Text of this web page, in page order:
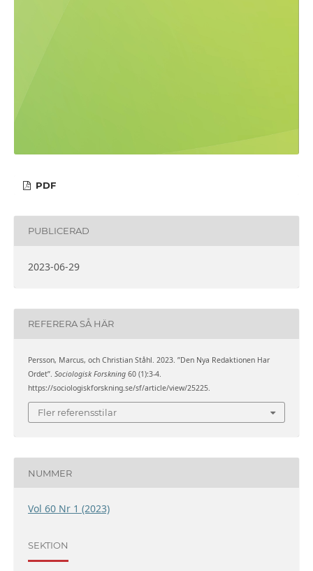
PDF
PUBLICERAD
2023-06-29
REFERERA SÅ HÄR
Persson, Marcus, och Christian Ståhl. 2023. ”Den Nya Redaktionen Har
Ordet”. Sociologisk Forskning60 (1):3-4.
https://sociologiskforskning.se/sf/article/view/25225.
Fler referensstilar
NUMMER
Vol 60 Nr 1 (2023)
SEKTION